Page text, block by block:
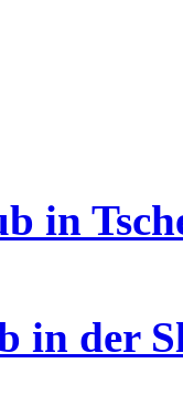
in
in der